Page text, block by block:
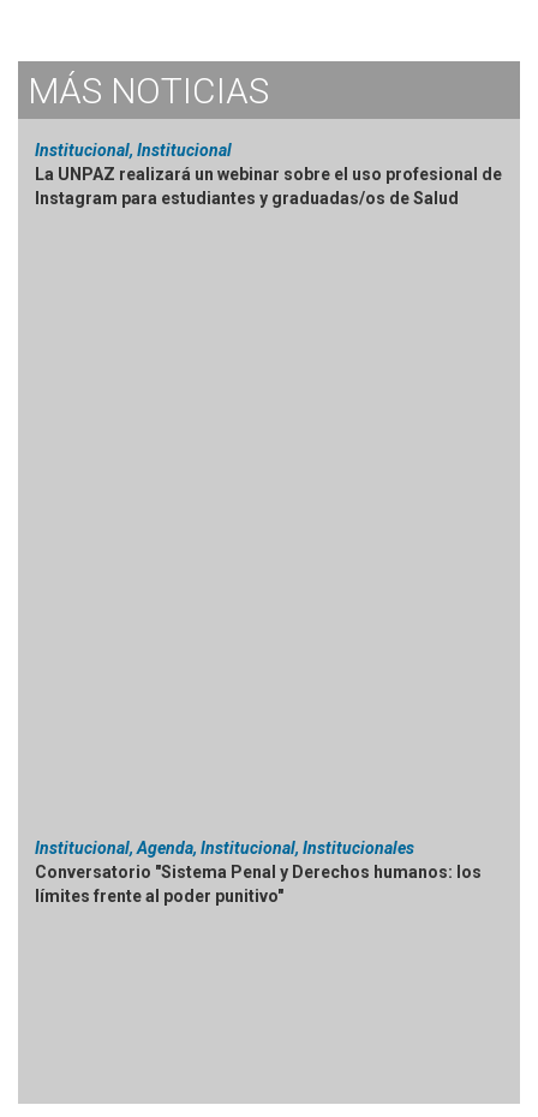
MÁS NOTICIAS
Institucional, Institucional
La UNPAZ realizará un webinar sobre el uso profesional de
Instagram para estudiantes y graduadas/os de Salud
Institucional, Agenda, Institucional, Institucionales
Conversatorio "Sistema Penal y Derechos humanos: los
límites frente al poder punitivo"